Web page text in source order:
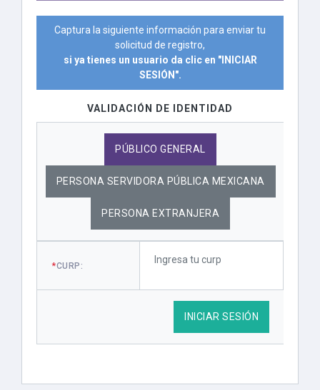
Captura la siguiente información para enviar tu
solicitud de registro,
si ya tienes un usuario da clic en "INICIAR
SESIÓN".
VALIDACIÓN DE IDENTIDAD
PÚBLICO GENERAL
PERSONA SERVIDORA PÚBLICA MEXICANA
PERSONA EXTRANJERA
*CURP:
INICIAR SESIÓN